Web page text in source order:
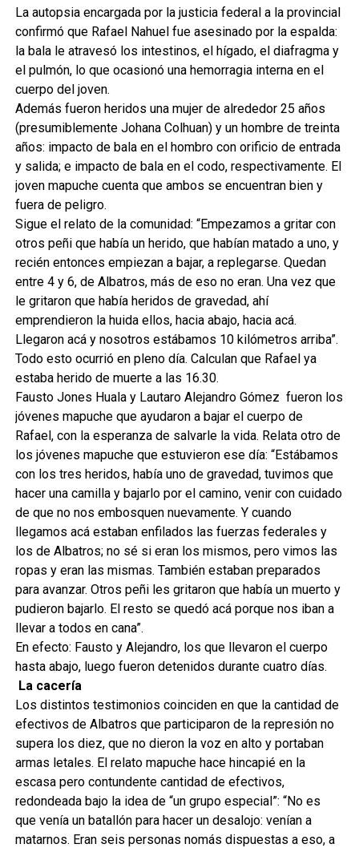
La autopsia encargada por la justicia federal a la provincial
confirmó que Rafael Nahuel fue asesinado por la espalda:
la bala le atravesó los intestinos, el hígado, el diafragma y
el pulmón, lo que ocasionó una hemorragia interna en el
cuerpo del joven.
Además fueron heridos una mujer de alrededor 25 años
(presumiblemente Johana Colhuan) y un hombre de treinta
años: impacto de bala en el hombro con orificio de entrada
y salida; e impacto de bala en el codo, respectivamente. El
joven mapuche cuenta que ambos se encuentran bien y
fuera de peligro.
Sigue el relato de la comunidad: “Empezamos a gritar con
otros peñi que había un herido, que habían matado a uno, y
recién entonces empiezan a bajar, a replegarse. Quedan
entre 4 y 6, de Albatros, más de eso no eran. Una vez que
le gritaron que había heridos de gravedad, ahí
emprendieron la huida ellos, hacia abajo, hacia acá.
Llegaron acá y nosotros estábamos 10 kilómetros arriba”.
Todo esto ocurrió en pleno día. Calculan que Rafael ya
estaba herido de muerte a las 16.30.
Fausto Jones Huala y Lautaro Alejandro Gómez fueron los
jóvenes mapuche que ayudaron a bajar el cuerpo de
Rafael, con la esperanza de salvarle la vida. Relata otro de
los jóvenes mapuche que estuvieron ese día: “Estábamos
con los tres heridos, había uno de gravedad, tuvimos que
hacer una camilla y bajarlo por el camino, venir con cuidado
de que no nos embosquen nuevamente. Y cuando
llegamos acá estaban enfilados las fuerzas federales y
los de Albatros; no sé si eran los mismos, pero vimos las
ropas y eran las mismas. También estaban preparados
para avanzar. Otros peñi les gritaron que había un muerto y
pudieron bajarlo. El resto se quedó acá porque nos iban a
llevar a todos en cana”.
En efecto: Fausto y Alejandro, los que llevaron el cuerpo
hasta abajo, luego fueron detenidos durante cuatro días.
La cacería
Los distintos testimonios coinciden en que la cantidad de
efectivos de Albatros que participaron de la represión no
supera los diez, que no dieron la voz en alto y portaban
armas letales. El relato mapuche hace hincapié en la
escasa pero contundente cantidad de efectivos,
redondeada bajo la idea de “un grupo especial”: “No es
que venía un batallón para hacer un desalojo: venían a
matarnos. Eran seis personas nomás dispuestas a eso, a